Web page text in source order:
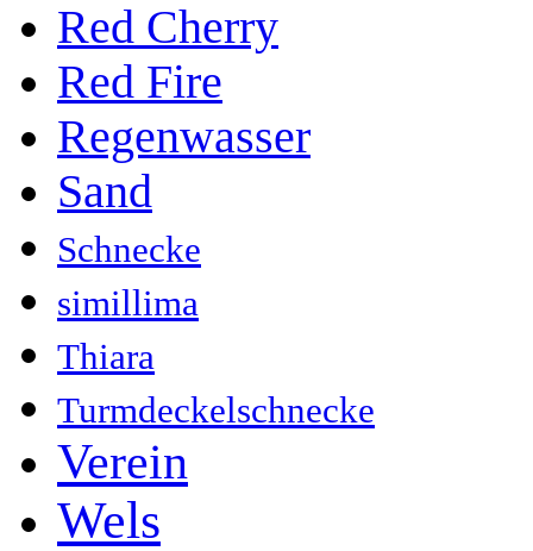
Red Cherry
Red Fire
Regenwasser
Sand
Schnecke
simillima
Thiara
Turmdeckelschnecke
Verein
Wels